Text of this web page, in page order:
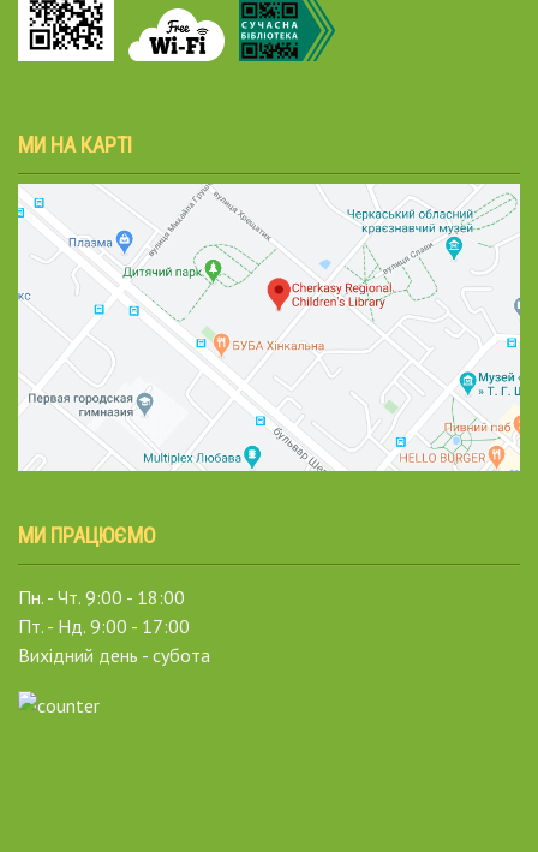
МИ НА КАРТІ
МИ ПРАЦЮЄМО
Пн. - Чт. 9:00 - 18:00
Пт. - Нд. 9:00 - 17:00
Вихідний день - субота